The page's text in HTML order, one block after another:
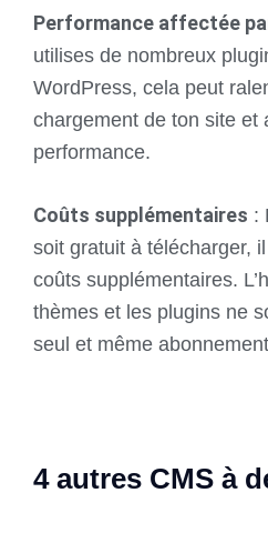
Performance affectée
utilises de nombreux
WordPress, cela peut
chargement de ton site et
performance.
Coûts supplémentaires :
soit gratuit à télécharger,
coûts supplémentaires.
thèmes et les plugins ne
seul et même
4 autres CMS à